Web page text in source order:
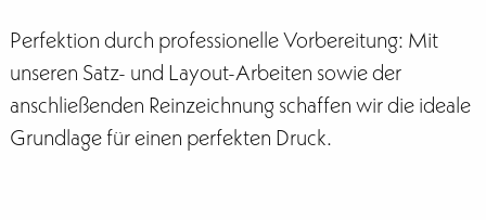
Perfektion durch professionelle Vorbereitung: Mit
unseren Satz- und Layout-Arbeiten sowie der
anschließenden Reinzeichnung schaffen wir die ideale
Grundlage für einen perfekten Druck.